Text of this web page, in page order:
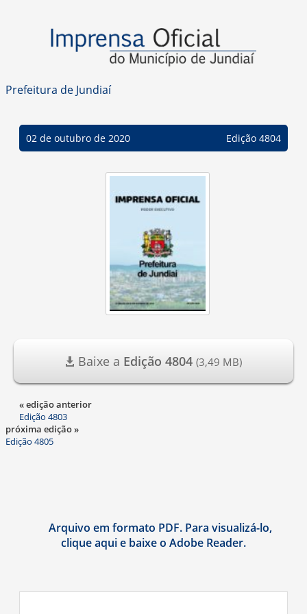
Prefeitura de Jundiaí
02 de outubro de 2020 Edição 4804
Baixe a Edição 4804 (3,49 MB)
« edição anterior
Edição 4803
próxima edição »
Edição 4805
Arquivo em formato PDF. Para visualizá-lo,
clique aqui e baixe o Adobe Reader.